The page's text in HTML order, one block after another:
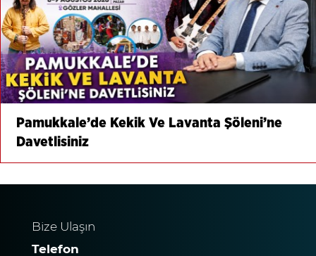
Pamukkale’de Kekik Ve Lavanta Şöleni’ne
Davetlisiniz
Bize Ulaşın
Telefon